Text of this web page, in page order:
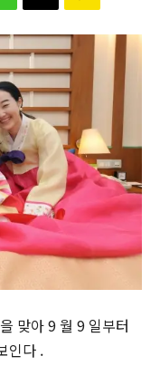
맞아 9 월 9 일부터
인다 .